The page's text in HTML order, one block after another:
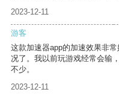
2023-12-11
游客
这款加速器app的加速效果非
况了。我以前玩游戏经常会输
不少。
2023-12-11